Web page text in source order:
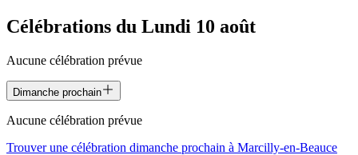
Célébrations du Lundi 10 août
Aucune célébration prévue
Dimanche prochain
Aucune célébration prévue
Trouver une célébration dimanche prochain à Marcilly-en-Beauce